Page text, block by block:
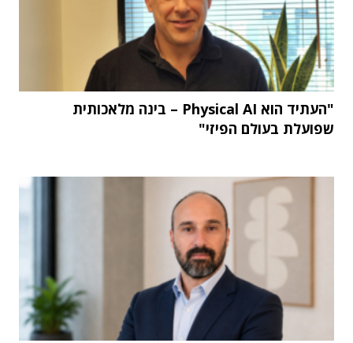
"העתיד הוא Physical AI – בינה מלאכותית
שפועלת בעולם הפיזי"